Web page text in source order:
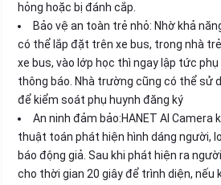
hỏng hoặc bị đánh cắp.
Bảo vệ an toàn trẻ nhỏ: Nhờ khả
có thể lắp đặt trên xe bus, trong nhà
xe bus, vào lớp học thì ngay lập tức
thông báo. Nhà trường cũng có thể sử
để kiểm soát phụ huynh đăng ký
An ninh đảm bảo:HANET AI Camera
thuật toán phát hiện hình dáng người,
báo động giả. Sau khi phát hiện ra
cho thời gian 20 giây để trình diện, nếu